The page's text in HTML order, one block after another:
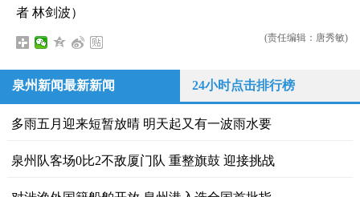
者 林剑波）
(责任编辑：唐秀敏)
泉州新闻最新新闻 24小时点击排行榜
多雨五月迎来短暂放晴 明天起又有一波雨水要
泉州队客场0比2不敌厦门队 重整旗鼓 迎接挑战